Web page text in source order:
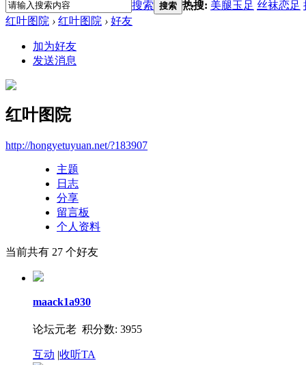
搜索 搜索 热搜: 美腿玉足 丝袜恋足
红叶图院 › 红叶图院 › 好友
加为好友
发送消息
红叶图院
http://hongyetuyuan.net/?183907
主题
日志
分享
留言板
个人资料
当前共有 27 个好友
maack1a930
论坛元老 积分数: 3955
互动 |收听TA